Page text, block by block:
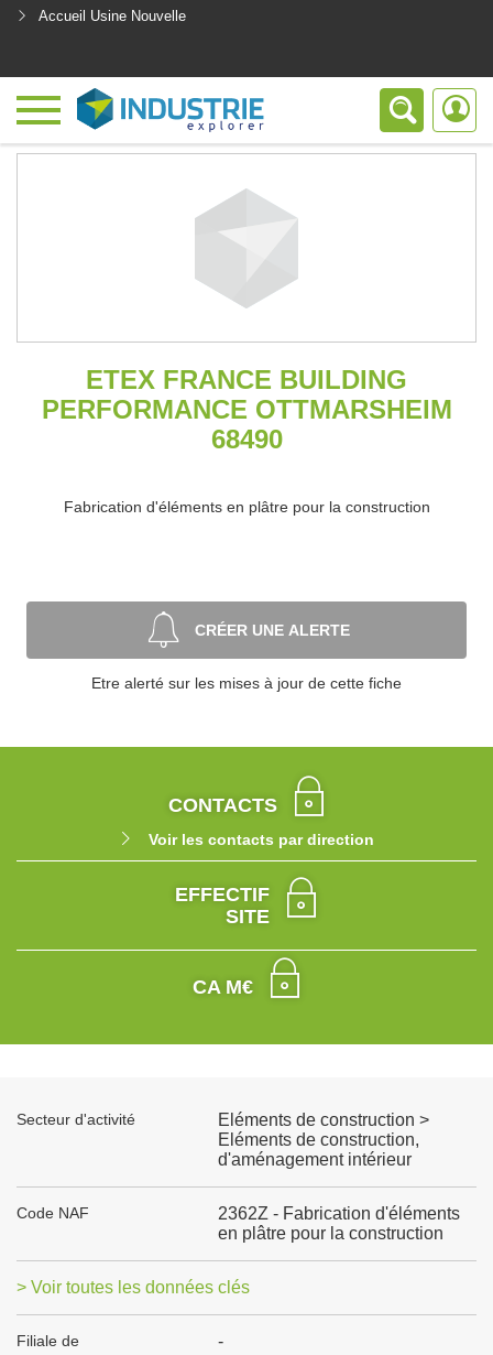
Accueil Usine Nouvelle
ETEX FRANCE BUILDING
PERFORMANCE OTTMARSHEIM
68490
Fabrication d'éléments en plâtre pour la construction
CRÉER UNE ALERTE
Etre alerté sur les mises à jour de cette fiche
CONTACTS
Voir les contacts par direction
EFFECTIF
SITE
CA M€
Secteur d'activité
Eléments de construction >
Eléments de construction,
d'aménagement intérieur
Code NAF
2362Z - Fabrication d'éléments
en plâtre pour la construction
> Voir toutes les données clés
Filiale de -